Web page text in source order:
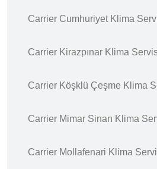
Carrier Cumhuriyet Klima
Carrier Kirazpınar Klima
Carrier Köşklü Çeşme Klima
Carrier Mimar Sinan Klima
Carrier Mollafenari Klima